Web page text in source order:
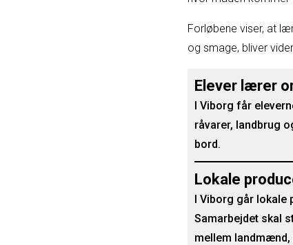
Forløbene viser, at
og smage, bliver
Elever lærer
I Viborg får
råvarer, landbrug
bord.
Lokale
I Viborg går lokale
Samarbejdet skal
mellem